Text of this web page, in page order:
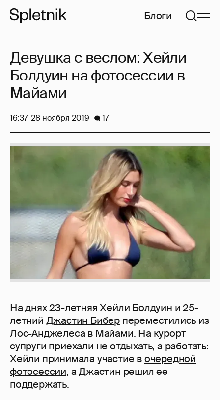
Блоги
На днях 23-летняя Хейли Болдуин и 25-
летний Джастин Бибер переместились из
Лос-Анджелеса в Майами. На курорт
супруги приехали не отдыхать, а работать:
Хейли принимала участие вочередной
фотосессии, а Джастин решил ее
поддержать.
Девушка с веслом: Хейли
Болдуин на фотосессии в
Майами
16:37, 28 ноября 2019 17